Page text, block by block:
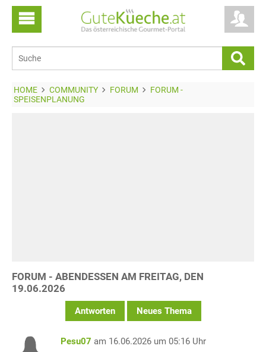
HOME COMMUNITY FORUM
FORUM -
SPEISENPLANUNG
FORUM - ABENDESSEN AM FREITAG, DEN
19.06.2026
Antworten Neues Thema
Pesu07 am 16.06.2026 um 05:16 Uhr